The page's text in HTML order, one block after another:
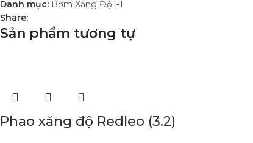
Danh mục: Bơm Xăng Độ FI
Share:
Sản phẩm tương tự
Phao xăng độ Redleo (3.2)